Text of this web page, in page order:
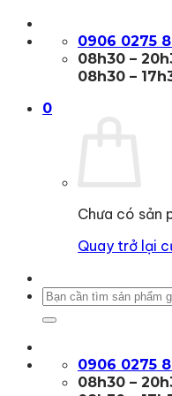
qua
0906 0275
08h30 –
08h30 –
0
Chưa có sản
Quay trở lại
Tìm
0906 0275
08h30 –